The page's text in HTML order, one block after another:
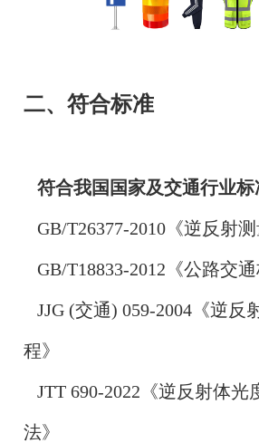
二、符合标准
符合我国国家及交通行业标
GB/T26377-2010《逆反射测
GB/T18833-2012《公路交
JJG (交通) 059-2004《逆反
程》
JTT 690-2022《逆反射体光
法》